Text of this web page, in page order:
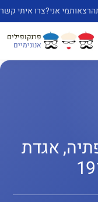
הרצאותמי אני?צרו איתי קשר
פרנקופילים
אנונימיים
אגדת